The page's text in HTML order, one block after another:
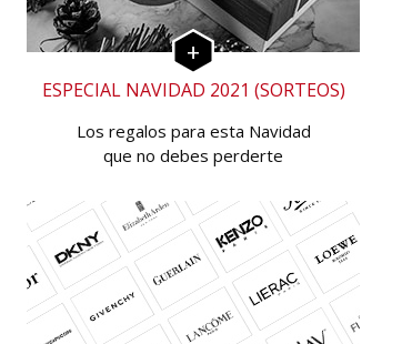
ESPECIAL NAVIDAD 2021 (SORTEOS)
Los regalos para esta Navidad
que no debes perderte